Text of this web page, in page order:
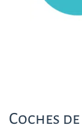
Coches